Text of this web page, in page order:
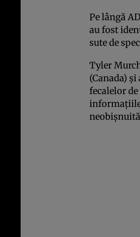
Pe lângă
au fost
sute de
Tyler
(Canada)
fecalelor
informațiile